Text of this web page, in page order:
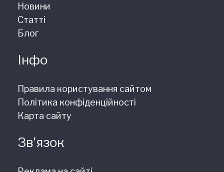
Новини
Статті
Блог
Інфо
Правила користування сайтом
Політика конфіденційності
Карта сайту
Зв'язок